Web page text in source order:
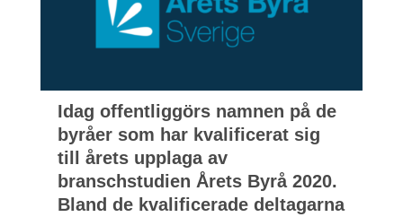
Idag offentliggörs namnen på de
byråer som har kvalificerat sig
till årets upplaga av
branschstudien Årets Byrå 2020.
Bland de kvalificerade deltagarna